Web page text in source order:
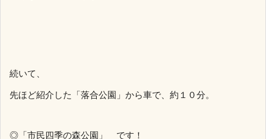
続いて、
先ほど紹介した「落合公園」から車で、約１０分。
◎「市民四季の森公園」 です！